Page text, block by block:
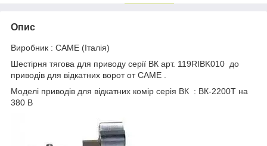
Опис
Виробник : САМЕ (Італія)
Шестірня тягова для приводу серії ВК арт. 119RIBK010 до
приводів для відкатних ворот от САМЕ .
Моделі приводів для відкатних комір серія ВК : ВК-2200T на
380 В